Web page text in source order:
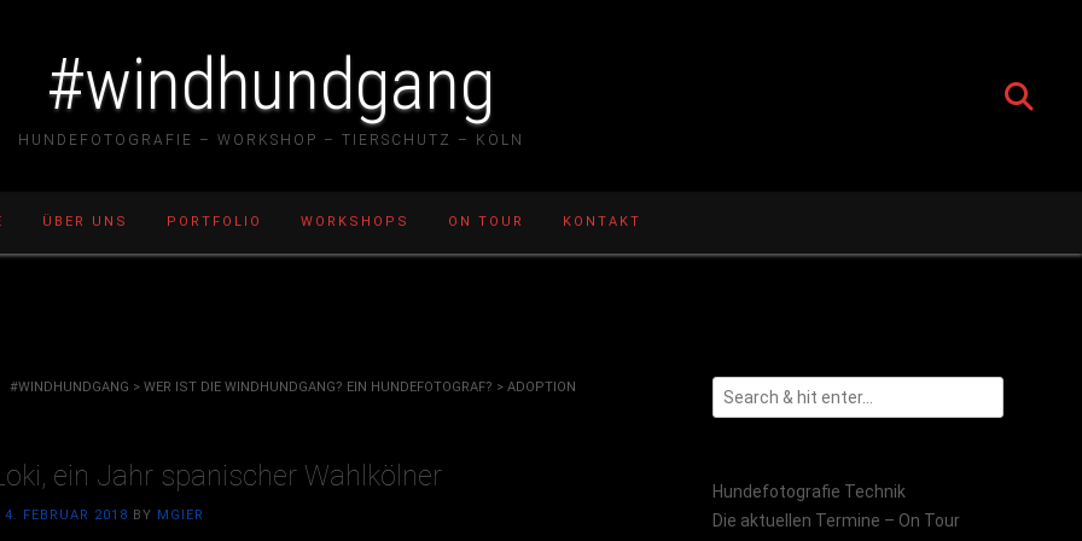
#windhundgang
HUNDEFOTOGRAFIE – WORKSHOP – TIERSCHUTZ – KÖLN
ÜBER UNS PORTFOLIO WORKSHOPS ON TOUR KONTAKT
#WINDHUNDGANG >WER IST DIE WINDHUNDGANG? EIN HUNDEFOTOGRAF? >ADOPTION
ein Jahr spanischer Wahlkölner
4. FEBRUAR 2018 BY MGIER
Hundefotografie Technik
Die aktuellen Termine – On Tour